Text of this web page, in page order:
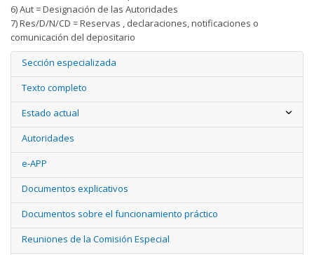
6) Aut = Designación de las Autoridades
7) Res/D/N/CD = Reservas , declaraciones, notificaciones o
comunicación del depositario
Sección especializada
Texto completo
Estado actual
Autoridades
e-APP
Documentos explicativos
Documentos sobre el funcionamiento práctico
Reuniones de la Comisión Especial